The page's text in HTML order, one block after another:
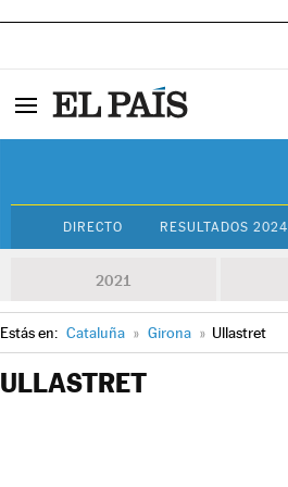
DIRECTO RESULTADOS 2024
2021
Estás en: Cataluña » Girona » Ullastret
ULLASTRET